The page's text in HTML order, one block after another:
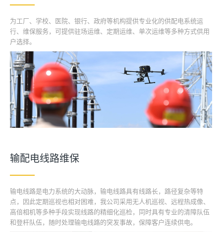
为工厂、学校、医院、银行、政府等机构提供专业化的供配电系统运
行、维保服务，可提供驻场运维、定期运维、单次运维等多种方式供用
户选择。
输配电线路维保
输电线路是电力系统的大动脉，输电线路具有线路长，路径复杂等特
点，因此定期巡视也相对困难，我公司采用无人机巡视、远程热成像、
高倍相机等多种手段实现线路的精细化巡检，同时具有专业的清障队伍
和登杆队伍，随时处理输电线路的突发事故，保障客户连续供电。